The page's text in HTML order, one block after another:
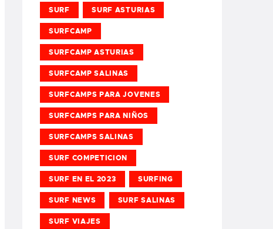
SURF SURF ASTURIAS
SURFCAMP
SURFCAMP ASTURIAS
SURFCAMP SALINAS
SURFCAMPS PARA JOVENES
SURFCAMPS PARA NIÑOS
SURFCAMPS SALINAS
SURF COMPETICION
SURF EN EL 2023 SURFING
SURF NEWS SURF SALINAS
SURF VIAJES